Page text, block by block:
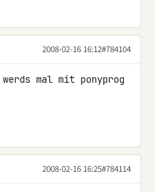
2008-02-16 16:12#784104
mal mit ponyprog
2008-02-16 16:25#784114